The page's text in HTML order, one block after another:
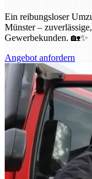
Ein reibungsloser
Münster –
Gewerbekunden. 🏡✨
Angebot anfordern